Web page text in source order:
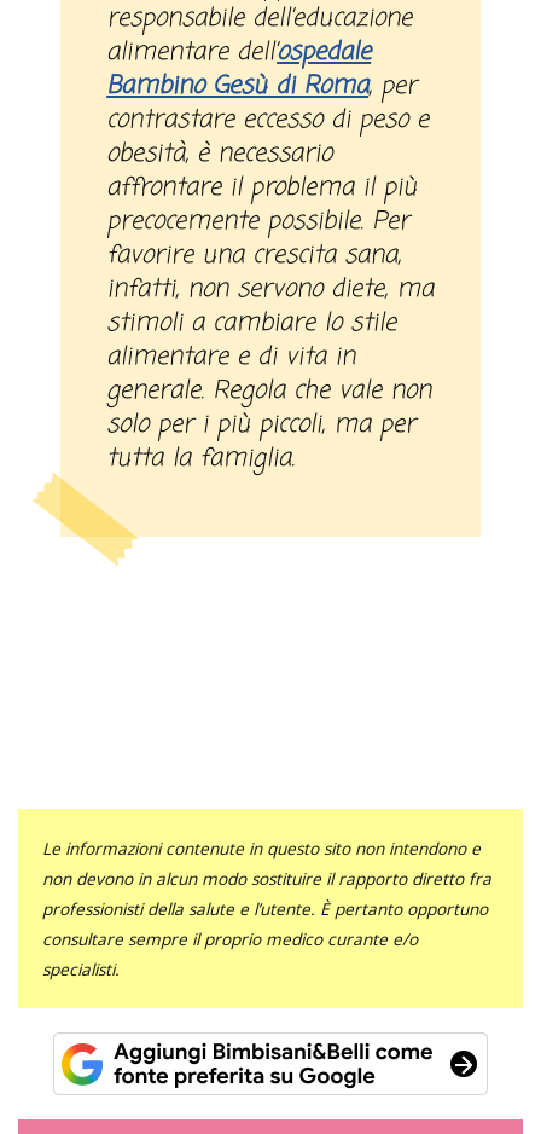
responsabile dell’educazione
alimentare dell’ospedale
Bambino Gesù di Roma, per
contrastare eccesso di peso e
obesità, è necessario
affrontare il problema il più
precocemente possibile. Per
favorire una crescita sana,
infatti, non servono diete, ma
stimoli a cambiare lo stile
alimentare e di vita in
generale. Regola che vale non
solo per i più piccoli, ma per
tutta la famiglia.
Le informazioni contenute in questo sito non intendono e
non devono in alcun modo sostituire il rapporto diretto fra
professionisti della salute e l’utente. È pertanto opportuno
consultare sempre il proprio medico curante e/o
specialisti.